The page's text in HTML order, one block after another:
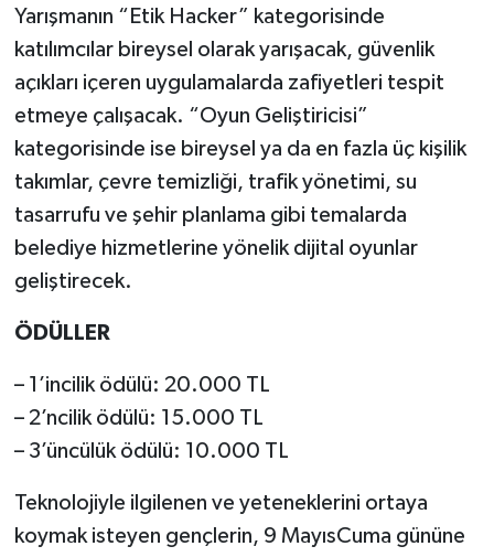
Yarışmanın “Etik Hacker” kategorisinde
katılımcılar bireysel olarak yarışacak, güvenlik
açıkları içeren uygulamalarda zafiyetleri tespit
etmeye çalışacak. “Oyun Geliştiricisi”
kategorisinde ise bireysel ya da en fazla üç kişilik
takımlar, çevre temizliği, trafik yönetimi, su
tasarrufu ve şehir planlama gibi temalarda
belediye hizmetlerine yönelik dijital oyunlar
geliştirecek.
ÖDÜLLER
– 1’incilik ödülü: 20.000 TL
– 2’ncilik ödülü: 15.000 TL
– 3’üncülük ödülü: 10.000 TL
Teknolojiyle ilgilenen ve yeteneklerini ortaya
koymak isteyen gençlerin, 9 MayısCuma gününe